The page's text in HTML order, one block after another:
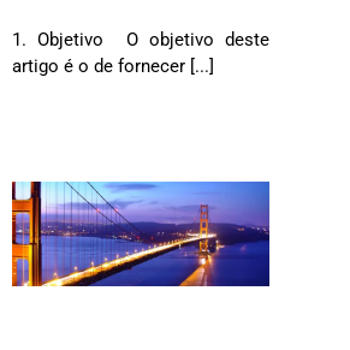
1. Objetivo O objetivo deste
artigo é o de fornecer [...]